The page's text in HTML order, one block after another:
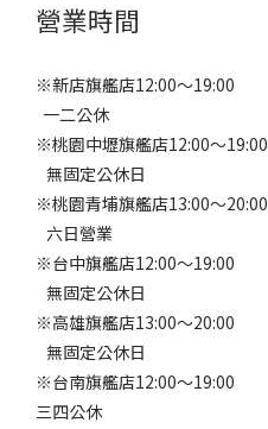
營業時間
※新店旗艦店12:00～19:00
一二公休
※桃園中壢旗艦店12:00～19:00
無固定公休日
※桃園青埔旗艦店13:00～20:00
六日營業
※台中旗艦店12:00～19:00
無固定公休日
※高雄旗艦店13:00～20:00
無固定公休日
※台南旗艦店12:00～19:00
三四公休